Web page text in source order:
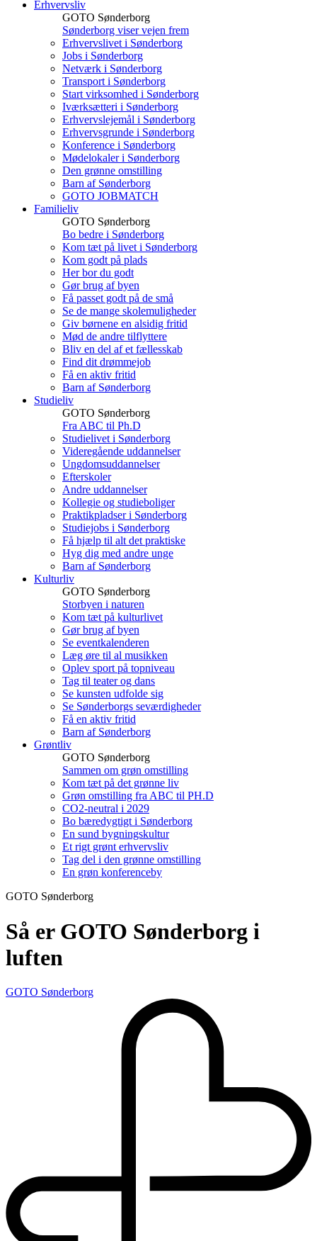
Erhvervsliv
GOTO Sønderborg
Sønderborg viser vejen frem
Erhvervslivet i Sønderborg
Jobs i Sønderborg
Netværk i Sønderborg
Transport i Sønderborg
Start virksomhed i Sønderborg
Iværksætteri i Sønderborg
Erhvervslejemål i Sønderborg
Erhvervsgrunde i Sønderborg
Konference i Sønderborg
Mødelokaler i Sønderborg
Den grønne omstilling
Barn af Sønderborg
GOTO JOBMATCH
Familieliv
GOTO Sønderborg
Bo bedre i Sønderborg
Kom tæt på livet i Sønderborg
Kom godt på plads
Her bor du godt
Gør brug af byen
Få passet godt på de små
Se de mange skolemuligheder
Giv børnene en alsidig fritid
Mød de andre tilflyttere
Bliv en del af et fællesskab
Find dit drømmejob
Få en aktiv fritid
Barn af Sønderborg
Studieliv
GOTO Sønderborg
Fra ABC til Ph.D
Studielivet i Sønderborg
Videregående uddannelser
Ungdomsuddannelser
Efterskoler
Andre uddannelser
Kollegie og studieboliger
Praktikpladser i Sønderborg
Studiejobs i Sønderborg
Få hjælp til alt det praktiske
Hyg dig med andre unge
Barn af Sønderborg
Kulturliv
GOTO Sønderborg
Storbyen i naturen
Kom tæt på kulturlivet
Gør brug af byen
Se eventkalenderen
Læg øre til al musikken
Oplev sport på topniveau
Tag til teater og dans
Se kunsten udfolde sig
Se Sønderborgs seværdigheder
Få en aktiv fritid
Barn af Sønderborg
Grøntliv
GOTO Sønderborg
Sammen om grøn omstilling
Kom tæt på det grønne liv
Grøn omstilling fra ABC til PH.D
CO2-neutral i 2029
Bo bæredygtigt i Sønderborg
En sund bygningskultur
Et rigt grønt erhvervsliv
Tag del i den grønne omstilling
En grøn konferenceby
GOTO Sønderborg
Så er GOTO Sønderborg i
luften
GOTO Sønderborg